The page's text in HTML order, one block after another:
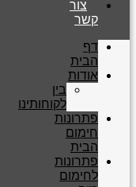
צור
קשר
דף
הבית
אודות
בין
לקוחותינו
פתרונות
חימום
הבית
פתרונות
לחימום